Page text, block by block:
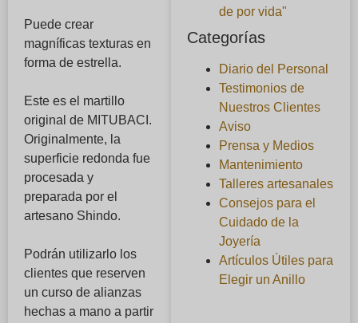
Puede crear
magníficas texturas en
forma de estrella.
Este es el martillo
original de MITUBACI.
Originalmente, la
superficie redonda fue
procesada y
preparada por el
artesano Shindo.
Podrán utilizarlo los
clientes que reserven
un curso de alianzas
hechas a mano a partir
de por vida"
Categorías
Diario del Personal
Testimonios de
Nuestros Clientes
Aviso
Prensa y Medios
Mantenimiento
Talleres artesanales
Consejos para el
Cuidado de la
Joyería
Artículos Útiles para
Elegir un Anillo